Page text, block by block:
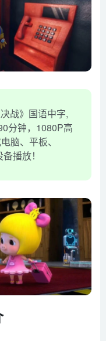
战》国语中字,
分钟，1080P高
脑、平板、
播放！